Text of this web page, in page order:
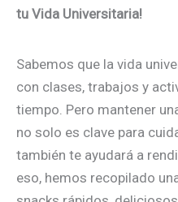
tu Vida Universitaria!
Sabemos que la vida
con clases, trabajos y
tiempo. Pero mantener
no solo es clave para
también te ayudará a
eso, hemos recopilado